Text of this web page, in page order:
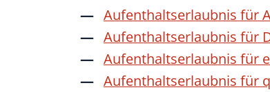
Aufenthaltserlaubnis für
Aufenthaltserlaubnis für
Aufenthaltserlaubnis für
Aufenthaltserlaubnis für